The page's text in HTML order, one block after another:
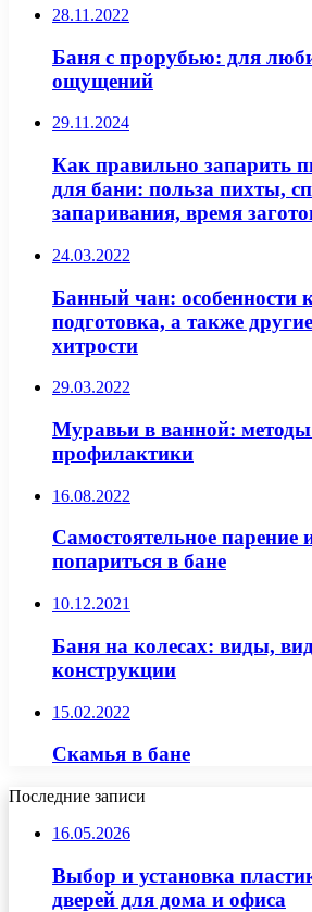
28.11.2022
Баня с прорубью: для
ощущений
29.11.2024
Как правильно запарить
для бани: польза пихты,
запаривания, время
24.03.2022
Банный чан: особенности
подготовка, а также
хитрости
29.03.2022
Муравьи в ванной:
профилактики
16.08.2022
Самостоятельное парение
попариться в бане
10.12.2021
Баня на колесах: виды,
конструкции
15.02.2022
Скамья в бане
Последние записи
16.05.2026
Выбор и установка
дверей для дома и офиса